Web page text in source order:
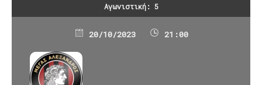
Αγωνιστική: 5
20/10/2023 21:00